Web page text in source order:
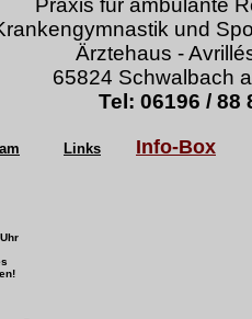
Praxis für ambulante
und
Ärztehaus -
65824 Schwalbach
Tel: 06196 / 88
Links Info-Box